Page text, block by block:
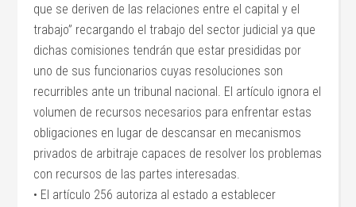
que se deriven de las relaciones entre el capital y el
trabajo” recargando el trabajo del sector judicial ya que
dichas comisiones tendrán que estar presididas por
uno de sus funcionarios cuyas resoluciones son
recurribles ante un tribunal nacional. El artículo ignora el
volumen de recursos necesarios para enfrentar estas
obligaciones en lugar de descansar en mecanismos
privados de arbitraje capaces de resolver los problemas
con recursos de las partes interesadas.
• El artículo 256 autoriza al estado a establecer